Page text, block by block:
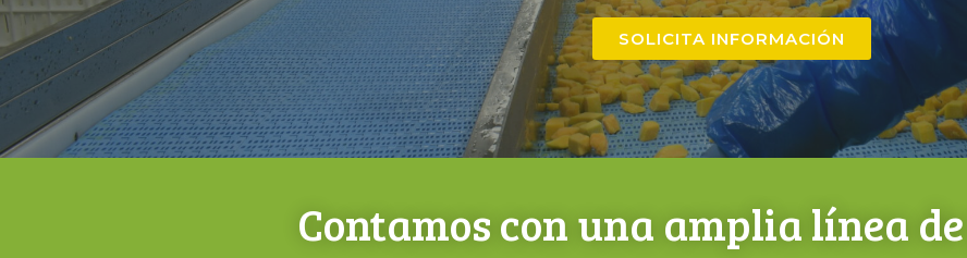
SOLICITA INFORMACIÓN
Contamos con una amplia línea